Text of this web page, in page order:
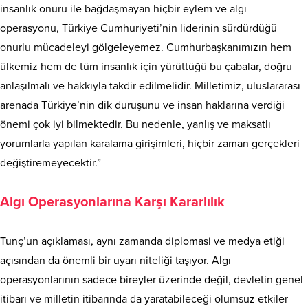
insanlık onuru ile bağdaşmayan hiçbir eylem ve algı
operasyonu, Türkiye Cumhuriyeti’nin liderinin sürdürdüğü
onurlu mücadeleyi gölgeleyemez. Cumhurbaşkanımızın hem
ülkemiz hem de tüm insanlık için yürüttüğü bu çabalar, doğru
anlaşılmalı ve hakkıyla takdir edilmelidir. Milletimiz, uluslararası
arenada Türkiye’nin dik duruşunu ve insan haklarına verdiği
önemi çok iyi bilmektedir. Bu nedenle, yanlış ve maksatlı
yorumlarla yapılan karalama girişimleri, hiçbir zaman gerçekleri
değiştiremeyecektir.”
Algı Operasyonlarına Karşı Kararlılık
Tunç’un açıklaması, aynı zamanda diplomasi ve medya etiği
açısından da önemli bir uyarı niteliği taşıyor. Algı
operasyonlarının sadece bireyler üzerinde değil, devletin genel
itibarı ve milletin itibarında da yaratabileceği olumsuz etkiler